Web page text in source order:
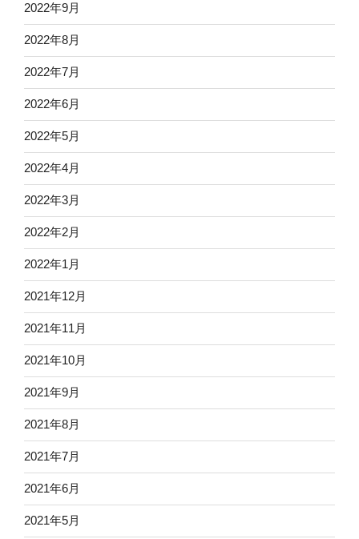
2022年9月
2022年8月
2022年7月
2022年6月
2022年5月
2022年4月
2022年3月
2022年2月
2022年1月
2021年12月
2021年11月
2021年10月
2021年9月
2021年8月
2021年7月
2021年6月
2021年5月